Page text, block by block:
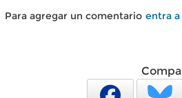
Para agregar un comentario entra